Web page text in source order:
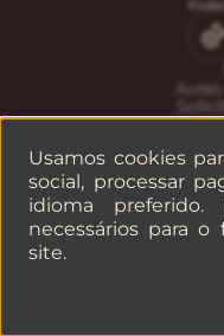
Usamos cookies
social, processar
idioma preferido.
necessários para
site.